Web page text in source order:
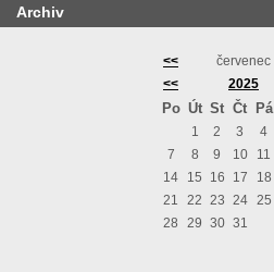
Archiv
<< červenec
<<
2025
Po Út St Čt Pá
1 2 3 4
7
8 9 10 11
14
15 16 17 18
21
22 23 24 25
28
29 30 31